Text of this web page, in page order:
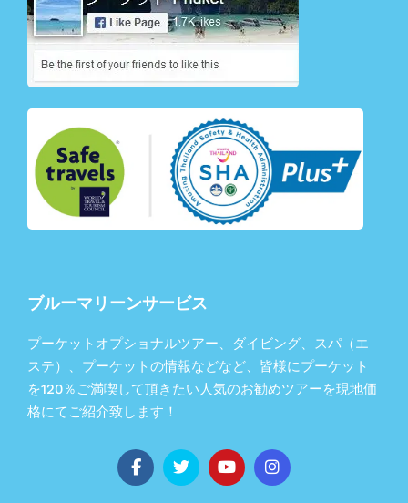
ブルーマリーンサービス
プーケットオプショナルツアー、ダイビング、スパ（エ
ステ）、プーケットの情報などなど、皆様にプーケット
を120％ご満喫して頂きたい人気のお勧めツアーを現地価
格にてご紹介致します！